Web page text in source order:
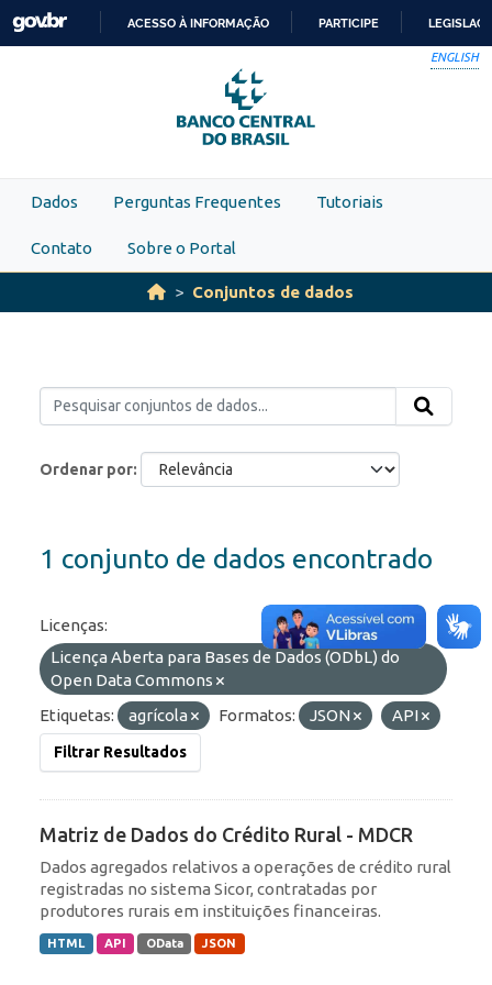
Skip to main content
PARA
O
CONTEÚDO
ACESSO À INFORMAÇÃO PARTICIPE
ENGLISH
Dados Perguntas Frequentes Tutoriais
Contato Sobre o Portal
Conjuntos de dados
Ordenar por
1 conjunto de dados encontrado
Licenças:
Licença Aberta para Bases de Dados (ODbL) do
Open Data Commons
Etiquetas:
agrícola Formatos: JSON API
Filtrar Resultados
Matriz de Dados do Crédito Rural - MDCR
Dados agregados relativos a operações de crédito rural
registradas no sistema Sicor, contratadas por
produtores rurais em instituições financeiras.
HTML API OData JSON